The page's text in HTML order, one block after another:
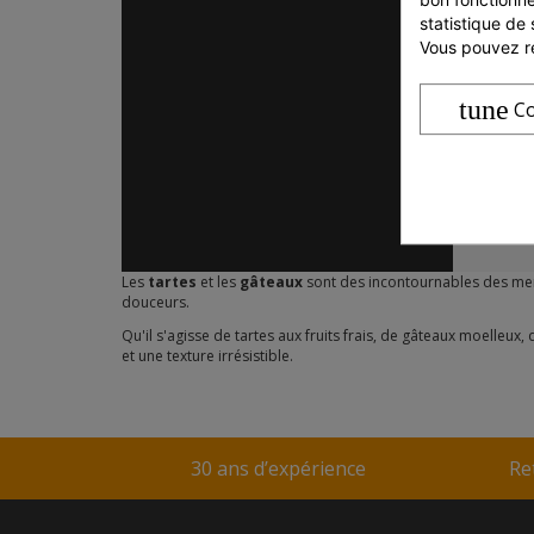
Les tartes et les gâteaux sont des incontournables des
douceurs.
Qu'il s'agisse de tartes aux fruits frais, de gâteaux
et une texture irrésistible.
30 ans d’expérience
statistique de
Vous pouvez
tune